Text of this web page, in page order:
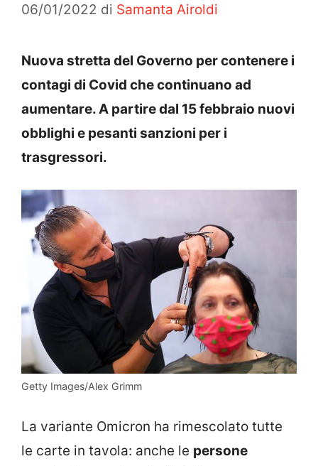
06/01/2022 di Samanta Airoldi
Nuova stretta del Governo per contenere i
contagi di Covid che continuano ad
aumentare. A partire dal 15 febbraio nuovi
obblighi e pesanti sanzioni per i
trasgressori.
Getty Images/Alex Grimm
La variante Omicron ha rimescolato tutte
le carte in tavola: anche le persone